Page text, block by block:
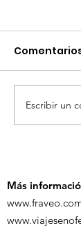
Escribir un
Más